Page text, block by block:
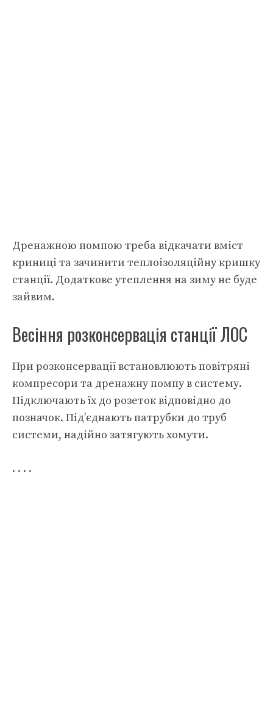
Дренажною помпою треба відкачати вміст
криниці та зачинити теплоізоляційну кришку
станції. Додаткове утеплення на зиму не буде
зайвим.
Весіння розконсервація станції ЛОС
При розконсервації встановлюють повітряні
компресори та дренажну помпу в систему.
Підключають їх до розеток відповідно до
позначок. Під’єднають патрубки до труб
системи, надійно затягують хомути.
. . . .